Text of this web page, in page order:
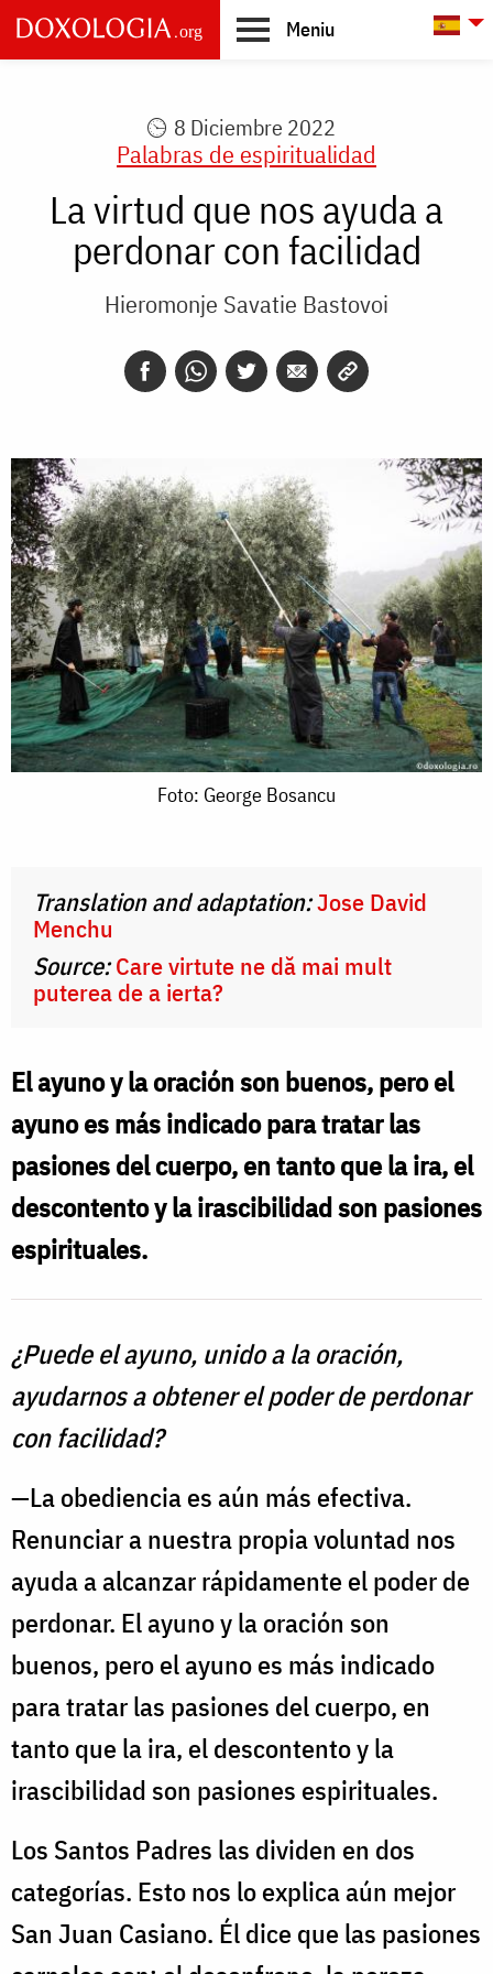
Skip to main content
Meniu
8 Diciembre 2022
Palabras de espiritualidad
La virtud que nos ayuda a
perdonar con facilidad
Hieromonje Savatie Bastovoi
Foto: George Bosancu
Translation and adaptation:Jose David
Menchu
Source:Care virtute ne dă mai mult
puterea de a ierta?
El ayuno y la oración son buenos, pero el
ayuno es más indicado para tratar las
pasiones del cuerpo, en tanto que la ira, el
descontento y la irascibilidad son pasiones
espirituales.
¿Puede el ayuno, unido a la oración,
ayudarnos a obtener el poder de perdonar
con facilidad?
—La obediencia es aún más efectiva.
Renunciar a nuestra propia voluntad nos
ayuda a alcanzar rápidamente el poder de
perdonar. El ayuno y la oración son
buenos, pero el ayuno es más indicado
para tratar las pasiones del cuerpo, en
tanto que la ira, el descontento y la
irascibilidad son pasiones espirituales.
Los Santos Padres las dividen en dos
categorías. Esto nos lo explica aún mejor
San Juan Casiano. Él dice que las pasiones